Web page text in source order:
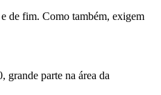
de fim. Como também, exigem
grande parte na área da